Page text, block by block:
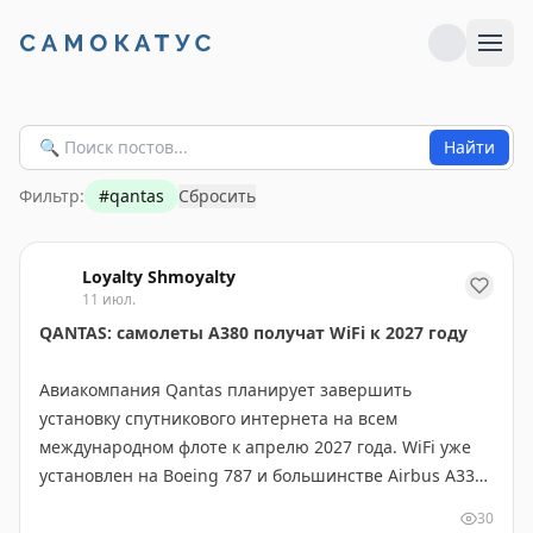
Найти
Фильтр: #qantas Сбросить
Loyalty Shmoyalty
11 июл.
QANTAS: самолеты A380 получат WiFi к 2027 году
Авиакомпания Qantas планирует завершить
установку спутникового интернета на всем
международном флоте к апрелю 2027 года. WiFi уже
установлен на Boeing 787 и большинстве Airbus A330,
30